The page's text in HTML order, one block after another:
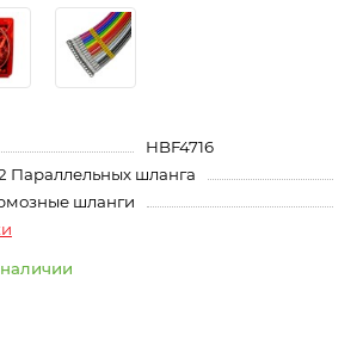
HBF4716
Параллельных шланга
шланги